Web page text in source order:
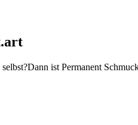
ist Permanent